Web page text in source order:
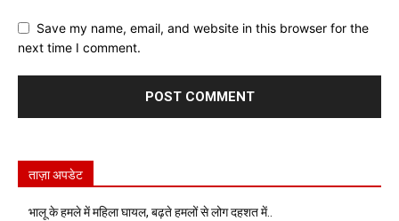
Save my name, email, and website in this browser for the
next time I comment.
ताज़ा अपडेट
भालू के हमले में महिला घायल, बढ़ते हमलों से लोग दहशत में..